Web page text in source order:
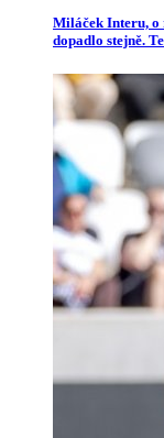
Miláček Interu, o
dopadlo stejně.